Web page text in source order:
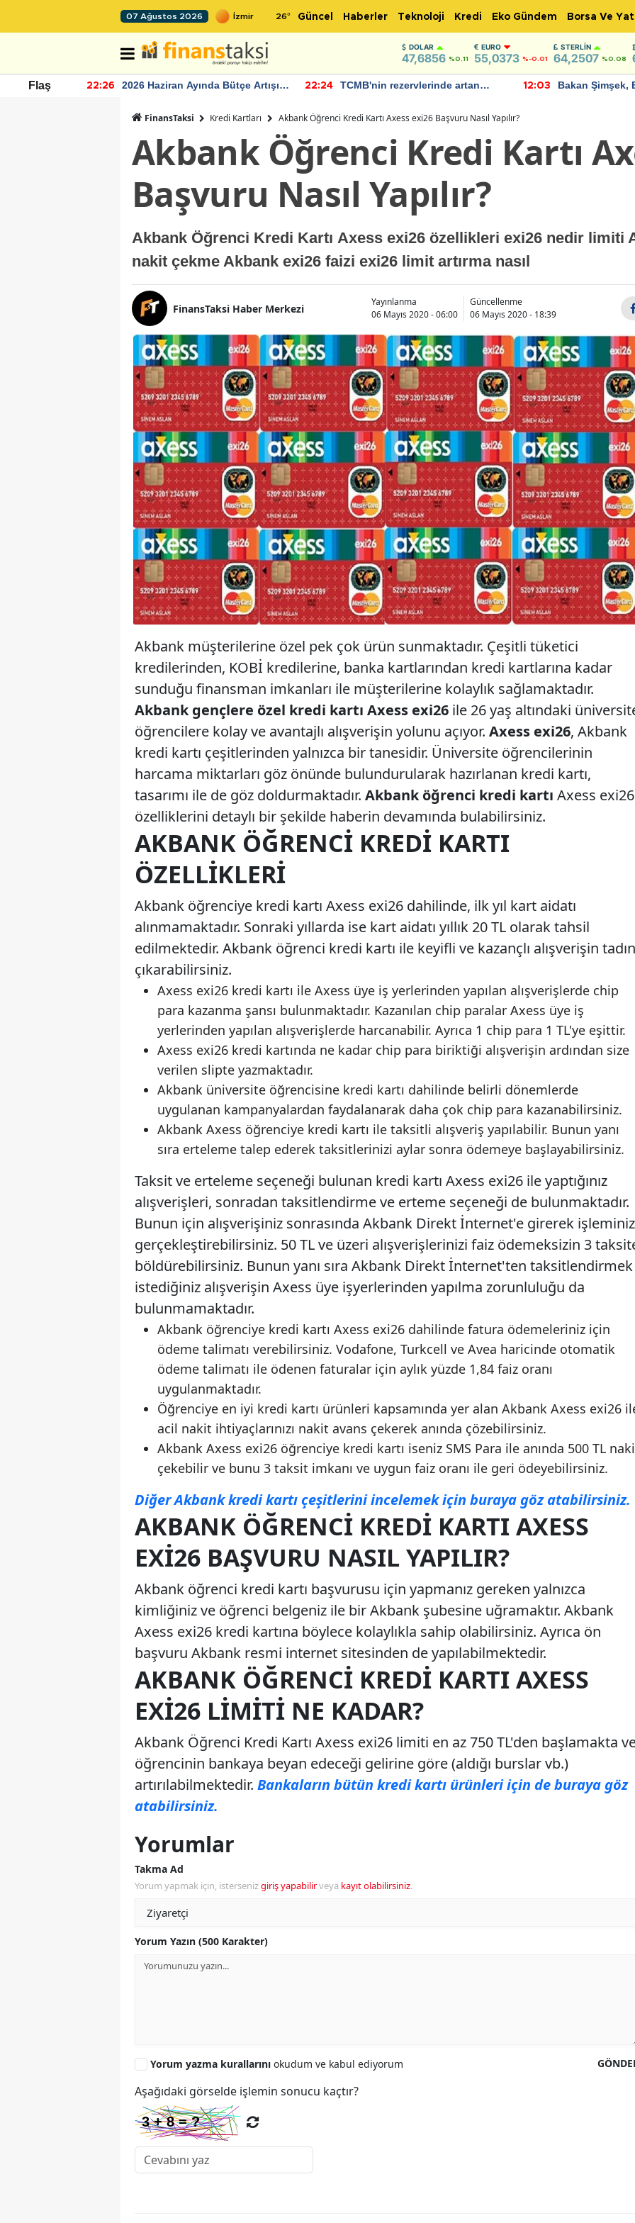
07 Ağustos 2026 26° Güncel Haberler Teknoloji Kredi Eko Gündem Borsa Ve
DOLAR
47,6856 %0.11
EURO
55,0373 %-0.01
STERLIN
64,2507 %0.08
Flaş 22:26
2026 Haziran Ayında Bütçe Artışı
22:24
TCMB'nin rezervlerinde artan
12:03
Bakan Şimşek,
FinansTaksi Kredi Kartları Akbank Öğrenci Kredi Kartı Axess exi26 Başvuru Nasıl Yapılır?
Akbank Öğrenci Kredi Kartı
Başvuru Nasıl Yapılır?
Akbank Öğrenci Kredi Kartı Axess exi26 özellikleri exi26 nedir limiti
nakit çekme Akbank exi26 faizi exi26 limit artırma nasıl
FinansTaksi Haber Merkezi
Yayınlanma
06 Mayıs 2020 - 06:00
Güncellenme
06 Mayıs 2020 - 18:39
Akbank müşterilerine özel pek çok ürün sunmaktadır. Çeşitli tüketici
kredilerinden, KOBİ kredilerine, banka kartlarından kredi kartlarına kadar
sunduğu finansman imkanları ile müşterilerine kolaylık sağlamaktadır.
Akbank gençlere özel kredi kartı Axess exi26 ile 26 yaş altındaki
öğrencilere kolay ve avantajlı alışverişin yolunu açıyor. Axess exi26, Akbank
kredi kartı çeşitlerinden yalnızca bir tanesidir. Üniversite öğrencilerinin
harcama miktarları göz önünde bulundurularak hazırlanan kredi kartı,
tasarımı ile de göz doldurmaktadır. Akbank öğrenci kredi kartı Axess exi26
özelliklerini detaylı bir şekilde haberin devamında bulabilirsiniz.
AKBANK ÖĞRENCI KREDI KARTI
ÖZELLIKLERI
Akbank öğrenciye kredi kartı Axess exi26 dahilinde, ilk yıl kart aidatı
alınmamaktadır. Sonraki yıllarda ise kart aidatı yıllık 20 TL olarak tahsil
edilmektedir. Akbank öğrenci kredi kartı ile keyifli ve kazançlı alışverişin
çıkarabilirsiniz.
Axess exi26 kredi kartı ile Axess üye iş yerlerinden yapılan alışverişlerde chip
para kazanma şansı bulunmaktadır. Kazanılan chip paralar Axess üye iş
yerlerinden yapılan alışverişlerde harcanabilir. Ayrıca 1 chip para 1 TL'ye eşittir.
Axess exi26 kredi kartında ne kadar chip para biriktiği alışverişin ardından size
verilen slipte yazmaktadır.
Akbank üniversite öğrencisine kredi kartı dahilinde belirli dönemlerde
uygulanan kampanyalardan faydalanarak daha çok chip para kazanabilirsiniz.
Akbank Axess öğrenciye kredi kartı ile taksitli alışveriş yapılabilir. Bunun yanı
sıra erteleme talep ederek taksitlerinizi aylar sonra ödemeye başlayabilirsiniz.
Taksit ve erteleme seçeneği bulunan kredi kartı Axess exi26 ile yaptığınız
alışverişleri, sonradan taksitlendirme ve erteme seçeneği de bulunmaktadır.
Bunun için alışverişiniz sonrasında Akbank Direkt İnternet'e girerek
gerçekleştirebilirsiniz. 50 TL ve üzeri alışverişlerinizi faiz ödemeksizin 3
böldürebilirsiniz. Bunun yanı sıra Akbank Direkt İnternet'ten taksitlendirmek
istediğiniz alışverişin Axess üye işyerlerinden yapılma zorunluluğu da
bulunmamaktadır.
Akbank öğrenciye kredi kartı Axess exi26 dahilinde fatura ödemeleriniz için
ödeme talimatı verebilirsiniz. Vodafone, Turkcell ve Avea haricinde otomatik
ödeme talimatı ile ödenen faturalar için aylık yüzde 1,84 faiz oranı
uygulanmaktadır.
Öğrenciye en iyi kredi kartı ürünleri kapsamında yer alan Akbank Axess exi26
acil nakit ihtiyaçlarınızı nakit avans çekerek anında çözebilirsiniz.
Akbank Axess exi26 öğrenciye kredi kartı iseniz SMS Para ile anında 500 TL
çekebilir ve bunu 3 taksit imkanı ve uygun faiz oranı ile geri ödeyebilirsiniz.
Diğer Akbank kredi kartı çeşitlerini incelemek için buraya göz atabilirsiniz.
AKBANK ÖĞRENCI KREDI KARTI AXESS
EXI26 BAŞVURU NASIL YAPILIR?
Akbank öğrenci kredi kartı başvurusu için yapmanız gereken yalnızca
kimliğiniz ve öğrenci belgeniz ile bir Akbank şubesine uğramaktır. Akbank
Axess exi26 kredi kartına böylece kolaylıkla sahip olabilirsiniz. Ayrıca ön
başvuru Akbank resmi internet sitesinden de yapılabilmektedir.
AKBANK ÖĞRENCI KREDI KARTI AXESS
EXI26 LIMITI NE KADAR?
Akbank Öğrenci Kredi Kartı Axess exi26 limiti en az 750 TL'den başlamakta
öğrencinin bankaya beyan edeceği gelirine göre (aldığı burslar vb.)
artırılabilmektedir. Bankaların bütün kredi kartı ürünleri için de buraya göz
atabilirsiniz.
Yorumlar
Takma Ad
Yorum yapmak için, istersenizgiriş yapabilirveya kayıt olabilirsiniz.
Yorum Yazın (500 Karakter)
Yorum yazma kurallarını okudum ve kabul ediyorum
Aşağıdaki görselde işlemin sonucu kaçtır?